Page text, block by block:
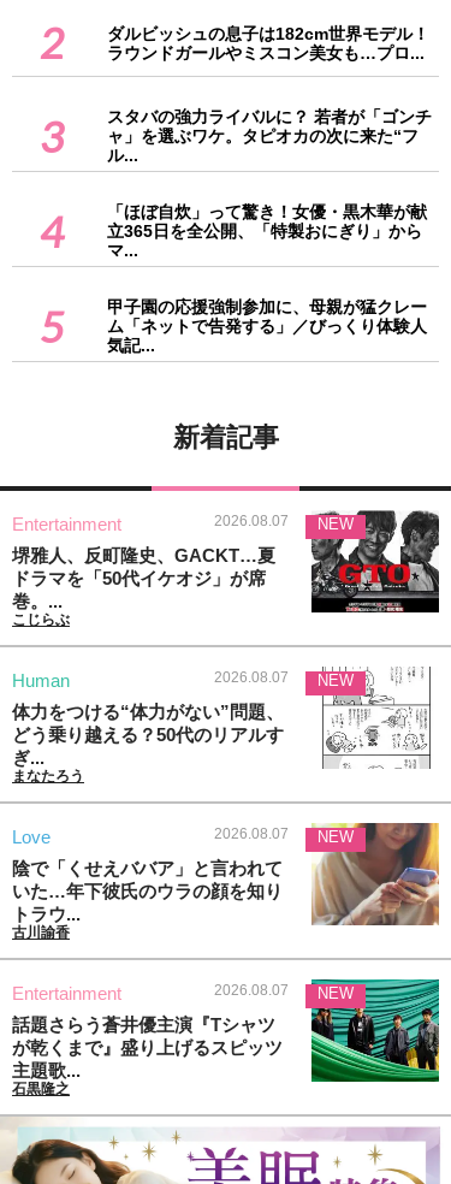
2
ダルビッシュの息子は182cm世界モデル！
ラウンドガールやミスコン美女も…プロ...
3
スタバの強力ライバルに？ 若者が「ゴンチ
ャ」を選ぶワケ。タピオカの次に来た“フ
ル...
4
「ほぼ自炊」って驚き！女優・黒木華が献
立365日を全公開、「特製おにぎり」から
マ...
5
甲子園の応援強制参加に、母親が猛クレー
ム「ネットで告発する」／びっくり体験人
気記...
新着記事
Entertainment 2026.08.07
堺雅人、反町隆史、GACKT…夏
ドラマを「50代イケオジ」が席
巻。...
こじらぶ
NEW
Human 2026.08.07
体力をつける“体力がない”問題、
どう乗り越える？50代のリアルす
ぎ...
まなたろう
NEW
Love 2026.08.07
陰で「くせえババア」と言われて
いた…年下彼氏のウラの顔を知り
トラウ...
古川諭香
NEW
Entertainment 2026.08.07
話題さらう蒼井優主演『Tシャツ
が乾くまで』盛り上げるスピッツ
主題歌...
石黒隆之
NEW